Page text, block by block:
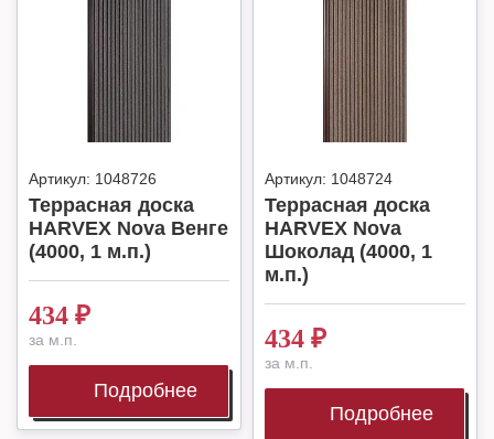
Артикул: 1048726
Террасная доска
HARVEX Nova Венге
(4000, 1 м.п.)
434 ₽
за м.п.
Подробнее
Артикул: 1048724
Террасная доска
HARVEX Nova
Шоколад (4000, 1
м.п.)
434 ₽
за м.п.
Подробнее